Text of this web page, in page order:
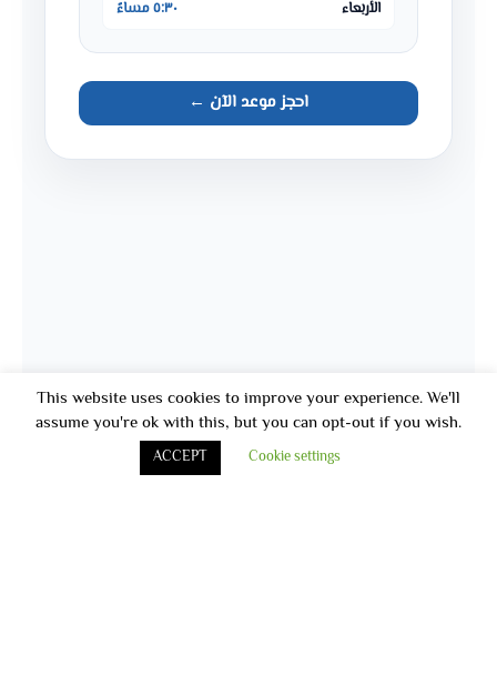
الأربعاء ٥:٣٠ مساءً
احجز موعد الآن ←
This website uses cookies to improve your experience. We'll
assume you're ok with this, but you can opt-out if you wish.
Cookie settings
ACCEPT